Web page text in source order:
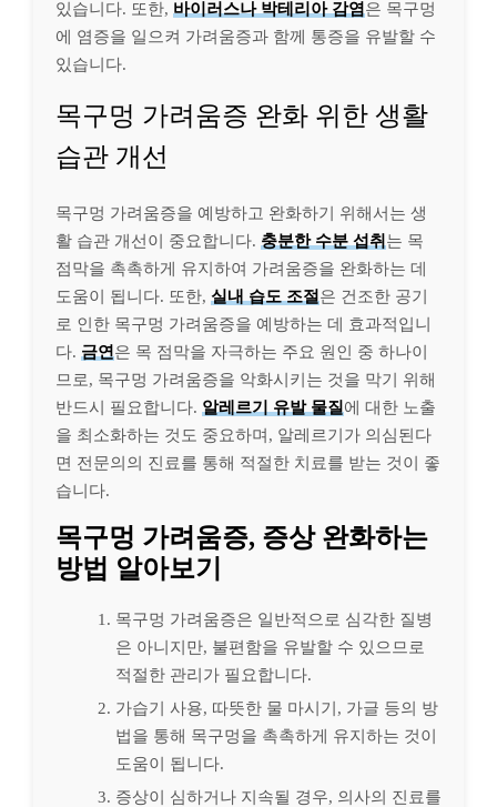
있습니다. 또한, 바이러스나 박테리아 감염 은 목구멍
에 염증을 일으켜 가려움증과 함께 통증을 유발할 수
있습니다.
목구멍 가려움증 완화 위한 생활
습관 개선
목구멍 가려움증을 예방하고 완화하기 위해서는 생
활 습관 개선이 중요합니다. 충분한 수분 섭취 는 목
점막을 촉촉하게 유지하여 가려움증을 완화하는 데
도움이 됩니다. 또한, 실내 습도 조절 은 건조한 공기
로 인한 목구멍 가려움증을 예방하는 데 효과적입니
다. 금연 은 목 점막을 자극하는 주요 원인 중 하나이
므로, 목구멍 가려움증을 악화시키는 것을 막기 위해
반드시 필요합니다. 알레르기 유발 물질 에 대한 노출
을 최소화하는 것도 중요하며, 알레르기가 의심된다
면 전문의의 진료를 통해 적절한 치료를 받는 것이 좋
습니다.
목구멍 가려움증, 증상 완화하는
방법 알아보기
목구멍 가려움증은 일반적으로 심각한 질병
은 아니지만, 불편함을 유발할 수 있으므로
적절한 관리가 필요합니다.
가습기 사용, 따뜻한 물 마시기, 가글 등의 방
법을 통해 목구멍을 촉촉하게 유지하는 것이
도움이 됩니다.
증상이 심하거나 지속될 경우, 의사의 진료를